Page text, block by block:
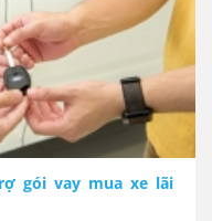
gói vay mua xe lãi